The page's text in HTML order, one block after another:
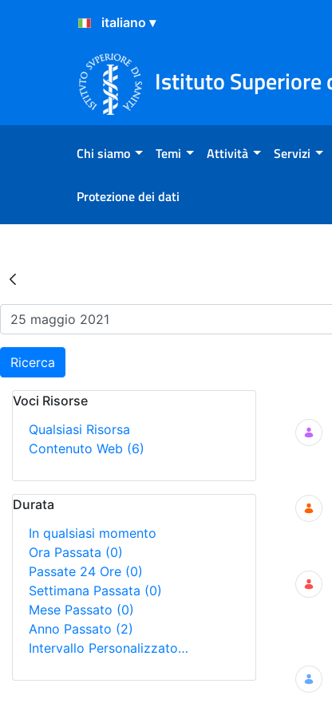
Salta al Contenuto
Salta al Footer
Istituto Superiore
Chi siamo Temi Attività Servizi
Protezione dei dati
Risultati della Ricerca -
Ricerca
Voci Risorse
Qualsiasi Risorsa
Contenuto Web (6)
Durata
In qualsiasi momento
Ora Passata (0)
Passate 24 Ore (0)
Settimana Passata (0)
Mese Passato (0)
Anno Passato (2)
Intervallo Personalizzato…
Ricerca